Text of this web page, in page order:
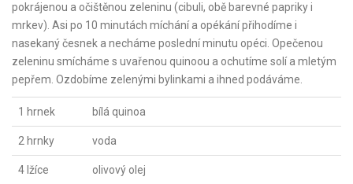
pokrájenou a očištěnou zeleninu (cibuli, obě barevné papriky i
mrkev). Asi po 10 minutách míchání a opékání přihodíme i
nasekaný česnek a necháme poslední minutu opéci. Opečenou
zeleninu smícháme s uvařenou quinoou a ochutíme solí a mletým
pepřem. Ozdobíme zelenými bylinkami a ihned podáváme.
1 hrnek bílá quinoa
2 hrnky voda
4 lžíce olivový olej